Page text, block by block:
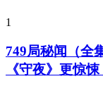
1
749局秘闻（全
《守夜》更惊